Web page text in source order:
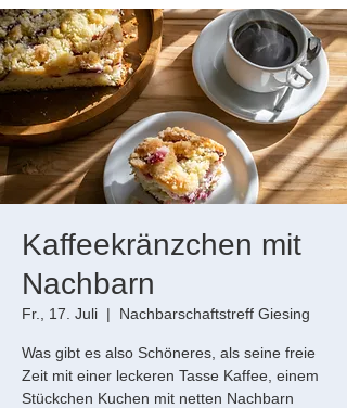
Kaffeekränzchen mit
Nachbarn
Fr., 17. Juli
  |
Nachbarschaftstreff Giesing
Was gibt es also Schöneres, als seine freie
Zeit mit einer leckeren Tasse Kaffee, einem
Stückchen Kuchen mit netten Nachbarn